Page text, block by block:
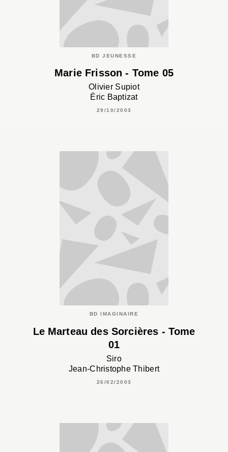
BD JEUNESSE
Marie Frisson - Tome 05
Olivier Supiot
Éric Baptizat
29/10/2003
BD IMAGINAIRE
Le Marteau des Sorcières - Tome
01
Siro
Jean-Christophe Thibert
26/02/2003